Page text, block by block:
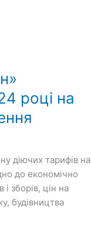
році на
діючих тарифів на
до економічно
зборів, цін на
будівництва